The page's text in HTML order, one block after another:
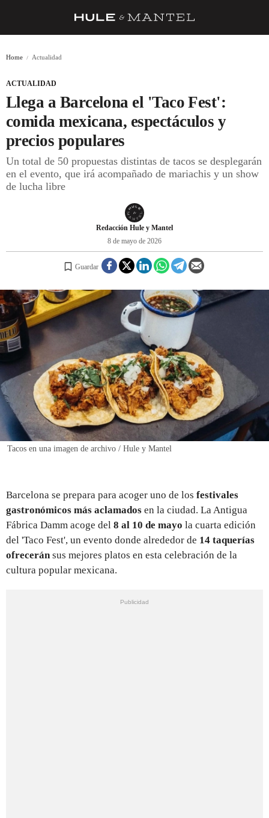
BARRAS Y ESTRELLAS
DÓNDE COMER
ÍDOLOS DE MESAS
CUADERNO DE VIAJE
REGISTRO
INICIAR SESIÓN
Home Actualidad
ACTUALIDAD
Llega a Barcelona el 'Taco Fest':
comida mexicana, espectáculos y
precios populares
Un total de 50 propuestas distintas de tacos se desplegarán
en el evento, que irá acompañado de mariachis y un show
de lucha libre
Redacción Hule y Mantel
8 de mayo de 2026
Guardar
Tacos en una imagen de archivo / Hule y Mantel
Barcelona se prepara para acoger uno de los festivales
gastronómicos más aclamados en la ciudad. La Antigua
Fábrica Damm acoge del 8 al 10 de mayo la cuarta edición
del 'Taco Fest', un evento donde alrededor de 14 taquerías
ofreceránsus mejores platos en esta celebración de la
cultura popular mexicana.